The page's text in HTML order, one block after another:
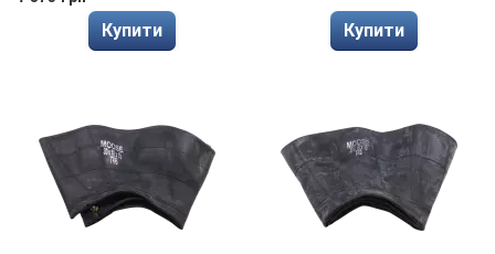
Купити Купити